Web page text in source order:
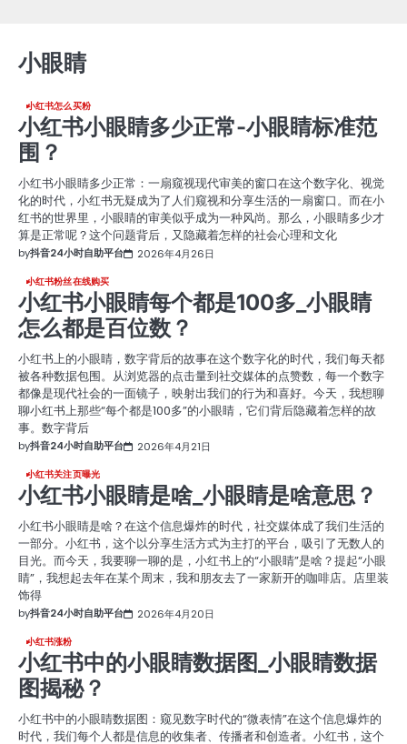
小眼睛
小红书怎么买粉
小红书小眼睛多少正常-小眼睛标准范
围？
小红书小眼睛多少正常：一扇窥视现代审美的窗口在这个数字化、视觉
化的时代，小红书无疑成为了人们窥视和分享生活的一扇窗口。而在小
红书的世界里，小眼睛的审美似乎成为一种风尚。那么，小眼睛多少才
算是正常呢？这个问题背后，又隐藏着怎样的社会心理和文化
by抖音24小时自助平台 2026年4月26日
小红书粉丝在线购买
小红书小眼睛每个都是100多_小眼睛
怎么都是百位数？
小红书上的小眼睛，数字背后的故事在这个数字化的时代，我们每天都
被各种数据包围。从浏览器的点击量到社交媒体的点赞数，每一个数字
都像是现代社会的一面镜子，映射出我们的行为和喜好。今天，我想聊
聊小红书上那些“每个都是100多”的小眼睛，它们背后隐藏着怎样的故
事。数字背后
by抖音24小时自助平台 2026年4月21日
小红书关注页曝光
小红书小眼睛是啥_小眼睛是啥意思？
小红书小眼睛是啥？在这个信息爆炸的时代，社交媒体成了我们生活的
一部分。小红书，这个以分享生活方式为主打的平台，吸引了无数人的
目光。而今天，我要聊一聊的是，小红书上的“小眼睛”是啥？提起“小眼
睛”，我想起去年在某个周末，我和朋友去了一家新开的咖啡店。店里装
饰得
by抖音24小时自助平台 2026年4月20日
小红书涨粉
小红书中的小眼睛数据图_小眼睛数据
图揭秘？
小红书中的小眼睛数据图：窥见数字时代的“微表情”在这个信息爆炸的
时代，我们每个人都是信息的收集者、传播者和创造者。小红书，这个